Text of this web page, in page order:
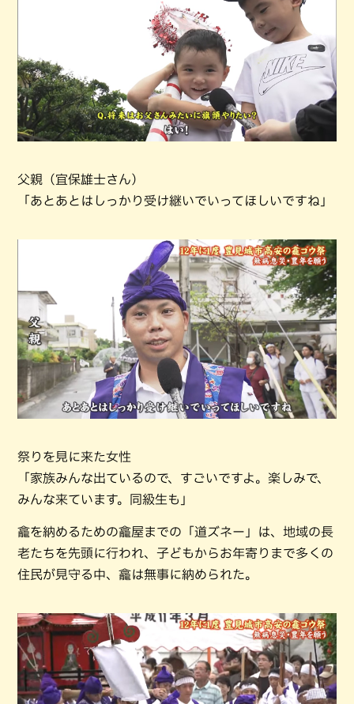
父親（宜保雄士さん）
「あとあとはしっかり受け継いでいってほしいですね」
祭りを見に来た女性
「家族みんな出ているので、すごいですよ。楽しみで、
みんな来ています。同級生も」
龕を納めるための龕屋までの「道ズネー」は、地域の長
老たちを先頭に行われ、子どもからお年寄りまで多くの
住民が見守る中、龕は無事に納められた。